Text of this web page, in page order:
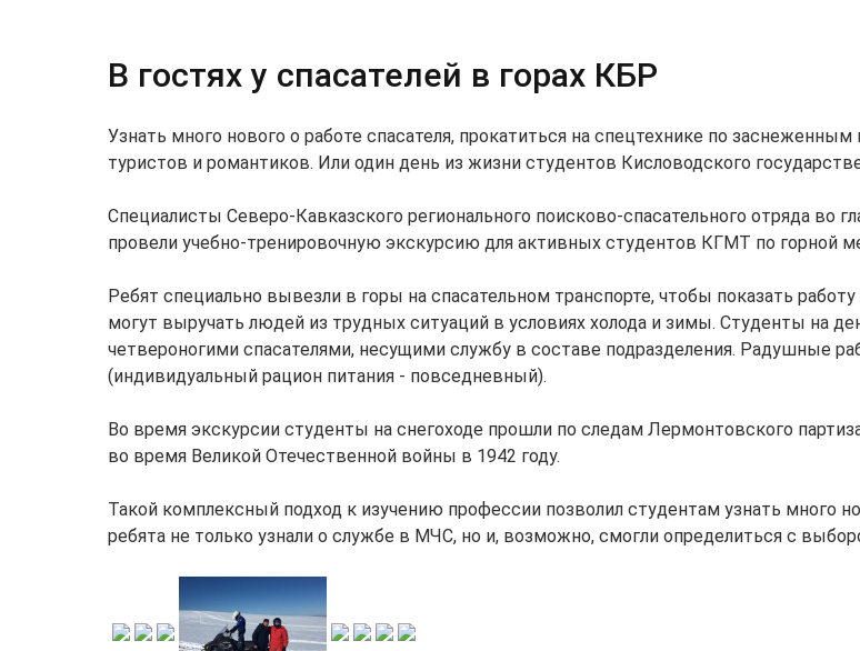
В гостях у спасателей в горах КБР
Узнать много нового о работе спасателя, прокатиться на спецтехнике по
туристов и романтиков. Или один день из жизни студентов Кисловодского
Специалисты Северо-Кавказского регионального поисково-спасательного отряда во
провели учебно-тренировочную экскурсию для активных студентов КГМТ по горной
Ребят специально вывезли в горы на спасательном транспорте, чтобы показать
могут выручать людей из трудных ситуаций в условиях холода и зимы. Студенты на
четвероногими спасателями, несущими службу в составе подразделения. Радушные
(индивидуальный рацион питания - повседневный).
Во время экскурсии студенты на снегоходе прошли по следам Лермонтовского
во время Великой Отечественной войны в 1942 году.
Такой комплексный подход к изучению профессии позволил студентам узнать много
ребята не только узнали о службе в МЧС, но и, возможно, смогли определиться с